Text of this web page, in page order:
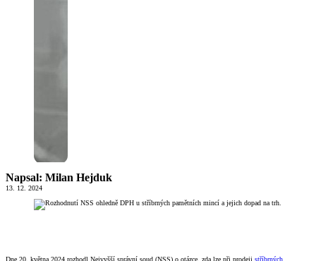
Napsal: Milan Hejduk
13. 12. 2024
Dne 20. května 2024 rozhodl Nejvyšší správní soud (NSS) o otázce, zda lze při prodeji stříbrných